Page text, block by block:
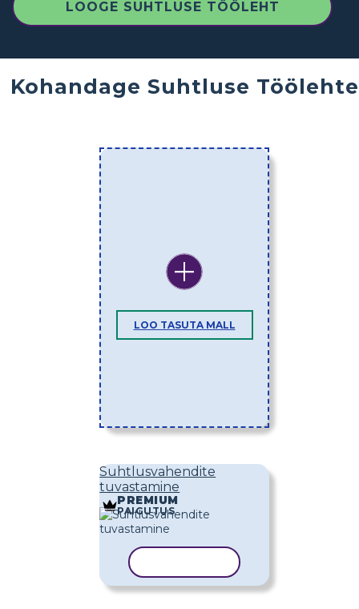
LOOGE SUHTLUSE TÖÖLEHT
Kohandage Suhtluse Töölehte
LOO TASUTA MALL
Suhtlusvahendite
tuvastamine
PREMIUM
PAIGUTUS